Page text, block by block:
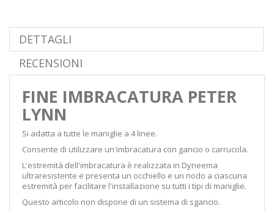
DETTAGLI
RECENSIONI
FINE IMBRACATURA PETER
LYNN
Si adatta a tutte le maniglie a 4 linee.
Consente di utilizzare un'imbracatura con gancio o carrucola.
L'estremità dell'imbracatura è realizzata in Dyneema
ultraresistente e presenta un occhiello e un nodo a ciascuna
estremità per facilitare l'installazione su tutti i tipi di maniglie.
Questo articolo non dispone di un sistema di sgancio.